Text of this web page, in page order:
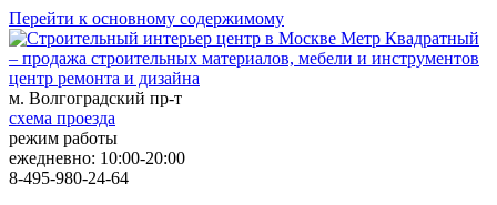
Перейти к основному содержимому
центр ремонта и дизайна
м. Волгоградский пр-т
схема проезда
режим работы
ежедневно: 10:00-20:00
8-495-980-24-64